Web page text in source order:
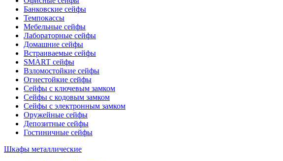
Банковские сейфы
Темпокассы
Мебельные сейфы
Лабораторные сейфы
Домашние сейфы
Встраиваемые сейфы
SMART сейфы
Взломостойкие сейфы
Огнестойкие сейфы
Сейфы с ключевым замком
Сейфы с кодовым замком
Сейфы с электронным замком
Оружейные сейфы
Депозитные сейфы
Гостиничные сейфы
Шкафы металлические